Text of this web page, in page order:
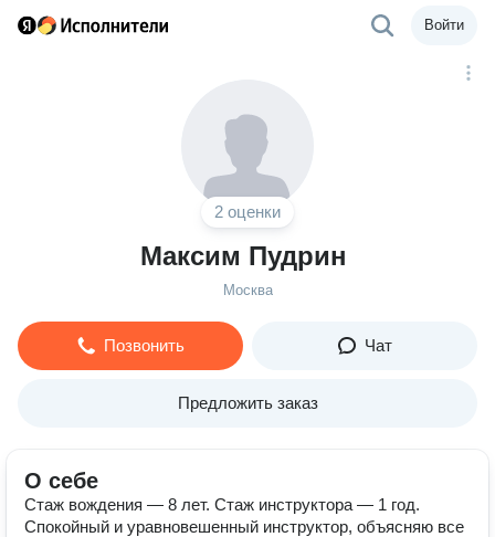
Войти
2 оценки
Максим Пудрин
Москва
Позвонить Чат
Предложить заказ
О себе
Стаж вождения — 8 лет. Стаж инструктора — 1 год.
Спокойный и уравновешенный инструктор, объясняю все